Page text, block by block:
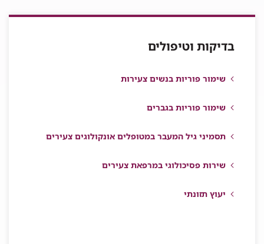
בדיקות וטיפולים
שימור פוריות בנשים צעירות
שימור פוריות בגברים
תסמיני גיל המעבר במטופלים אונקולוגים צעירים
שירות פסיכולוגי במרפאת צעירים
יעוץ תזונתי